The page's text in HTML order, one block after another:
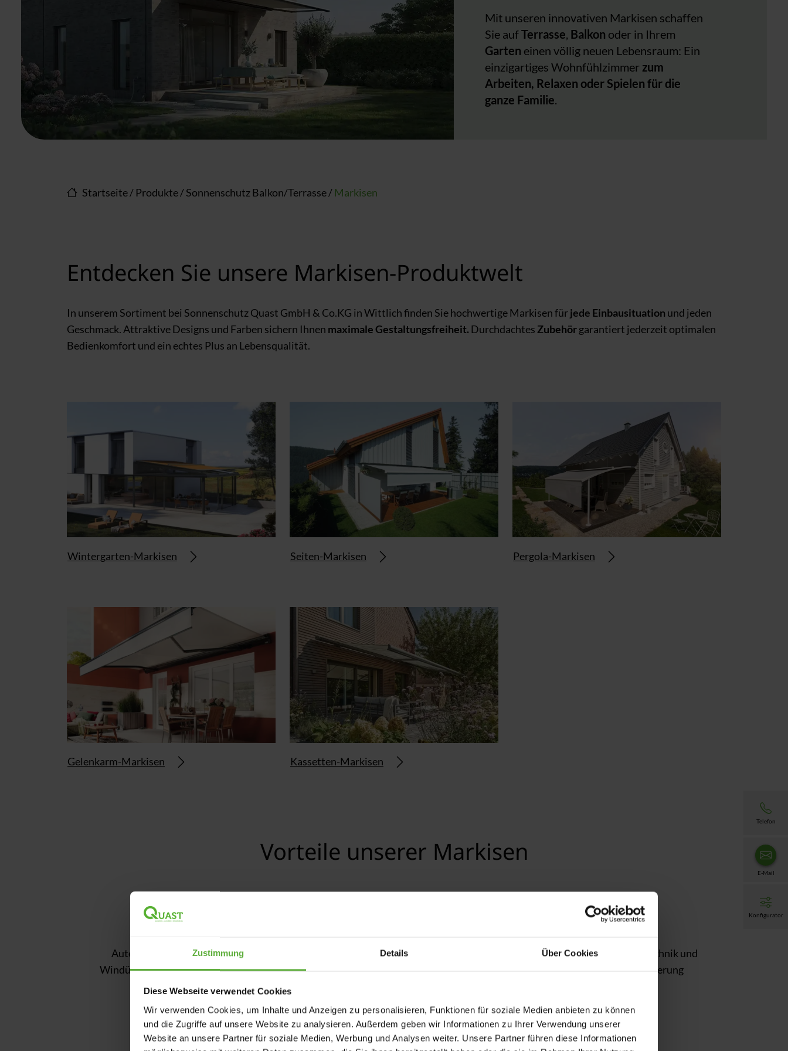
Zustimmung Details Über Cookies
Diese Webseite verwendet Cookies
Wir verwenden Cookies, um Inhalte und Anzeigen zu personalisieren, Funktionen für soziale Medien anbieten zu können
und die Zugriffe auf unsere Website zu analysieren. Außerdem geben wir Informationen zu Ihrer Verwendung unserer
Website an unsere Partner für soziale Medien, Werbung und Analysen weiter. Unsere Partner führen diese Informationen
Startseite/ Produkte/Sonnenschutz Balkon/Terrasse/ Markisen
Mit unseren innovativen Markisen schaffen
Sie aufTerrasse, Balkon oder in Ihrem
Garten einen völlig neuen Lebensraum: Ein
einzigartiges Wohnfühlzimmer zum
Arbeiten, Relaxen oder Spielen für die
ganze Familie.
Entdecken Sie unsere Markisen-Produktwelt
In unserem Sortiment bei Sonnenschutz Quast GmbH & Co.KG in Wittlich finden Sie hochwertige Markisen fürjede Einbausituation und jeden
Geschmack. Attraktive Designs und Farben sichern Ihnen maximale Gestaltungsfreiheit. Durchdachtes Zubehörgarantiert jederzeit optimalen
Bedienkomfort und ein echtes Plus an Lebensqualität.
Wintergarten-Markisen Seiten-Markisen Pergola-Markisen
Gelenkarm-Markisen Kassetten-Markisen
Vorteile unserer Markisen
Automatische
Windüberwachung
Große Farb- und Stoffauswahl
Steuerungstechnik und
Automatisierung
Telefon
E-Mail
Konfigurator